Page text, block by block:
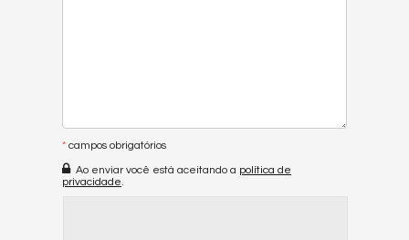
* campos obrigatórios
Ao enviar você está aceitando a política de
privacidade